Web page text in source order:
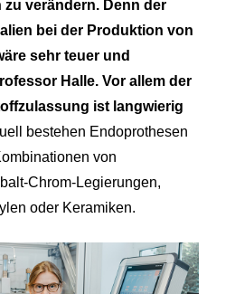
verändern. Denn der
bei der Produktion von
sehr teuer und
Halle. Vor allem der
ist langwierig
bestehen Endoprothesen
von
Chrom-Legierungen,
oder Keramiken.